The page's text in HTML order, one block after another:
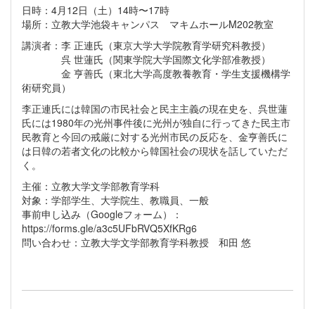
日時：4月12日（土）14時〜17時
場所：立教大学池袋キャンパス マキムホールM202教室
講演者：李 正連氏（東京大学大学院教育学研究科教授）
呉 世蓮氏（関東学院大学国際文化学部准教授）
金 亨善氏（東北大学高度教養教育・学生支援機構学
術研究員）
李正連氏には韓国の市民社会と民主主義の現在史を、呉世蓮
氏には1980年の光州事件後に光州が独自に行ってきた民主市
民教育と今回の戒厳に対する光州市民の反応を、金亨善氏に
は日韓の若者文化の比較から韓国社会の現状を話していただ
く。
主催：立教大学文学部教育学科
対象：学部学生、大学院生、教職員、一般
事前申し込み（Googleフォーム）：
https://forms.gle/a3c5UFbRVQ5XfKRg6
問い合わせ：立教大学文学部教育学科教授 和田 悠